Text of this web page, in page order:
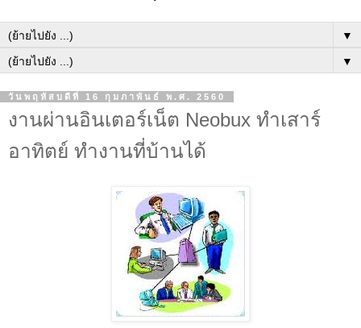
▼
▼
วันพฤหัสบดีที่ 16 กุมภาพันธ์ พ.ศ. 2560
งานผ่านอินเตอร์เน็ต Neobux ทำเสาร์
อาทิตย์ ทำงานที่บ้านได้